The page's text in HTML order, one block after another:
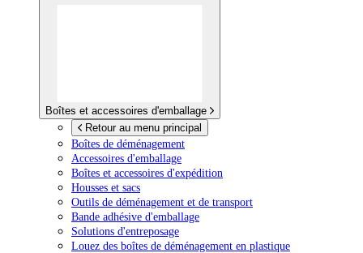
Boîtes et accessoires d'emballage
Retour au menu principal
Boîtes de déménagement
Accessoires d'emballage
Boîtes et accessoires d'expédition
Housses et sacs
Outils de déménagement et de transport
Bande adhésive d'emballage
Solutions d'entreposage
Louez des boîtes de déménagement en plastique